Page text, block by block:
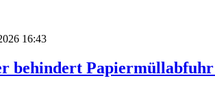
16:43
behindert